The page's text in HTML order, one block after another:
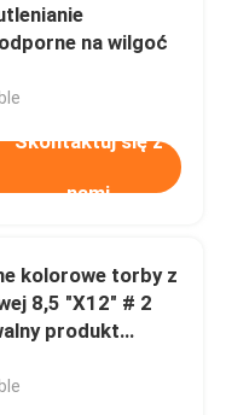
na wilgoć
Skontaktuj się z
nami
kolorowe torby z
8,5 "X12" # 2
produkt